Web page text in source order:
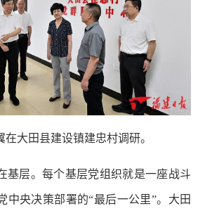
在大田县建设镇建忠村调研。
层。每个基层党组织就是一座战斗
中央决策部署的“最后一公里”。大田